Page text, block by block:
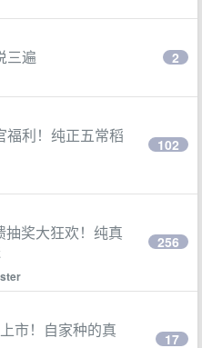
三遍 2
福利！纯正五常稻
102
奖大狂欢！纯真
256
市！自家种的真
17